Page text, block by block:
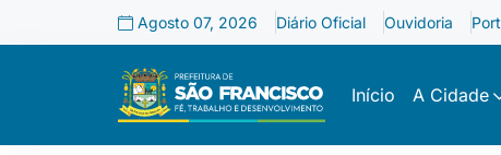
Agosto 07, 2026 Diário Oficial Ouvidoria
Início A Cidade